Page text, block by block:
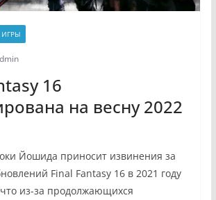
16
на весну 2022
Йошида приносит извинения за
Final Fantasy 16 в 2021 году
из-за продолжающихся